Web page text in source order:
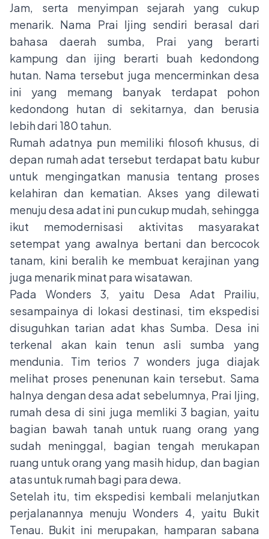
Jam, serta menyimpan sejarah yang cukup
menarik. Nama Prai Ijing sendiri berasal dari
bahasa daerah sumba, Prai yang berarti
kampung dan ijing berarti buah kedondong
hutan. Nama tersebut juga mencerminkan desa
ini yang memang banyak terdapat pohon
kedondong hutan di sekitarnya, dan berusia
lebih dari 180 tahun.
Rumah adatnya pun memiliki filosofi khusus, di
depan rumah adat tersebut terdapat batu kubur
untuk mengingatkan manusia tentang proses
kelahiran dan kematian. Akses yang dilewati
menuju desa adat ini pun cukup mudah, sehingga
ikut memodernisasi aktivitas masyarakat
setempat yang awalnya bertani dan bercocok
tanam, kini beralih ke membuat kerajinan yang
juga menarik minat para wisatawan.
Pada Wonders 3, yaitu Desa Adat Prailiu,
sesampainya di lokasi destinasi, tim ekspedisi
disuguhkan tarian adat khas Sumba. Desa ini
terkenal akan kain tenun asli sumba yang
mendunia. Tim terios 7 wonders juga diajak
melihat proses penenunan kain tersebut. Sama
halnya dengan desa adat sebelumnya, Prai Ijing,
rumah desa di sini juga memliki 3 bagian, yaitu
bagian bawah tanah untuk ruang orang yang
sudah meninggal, bagian tengah merukapan
ruang untuk orang yang masih hidup, dan bagian
atas untuk rumah bagi para dewa.
Setelah itu, tim ekspedisi kembali melanjutkan
perjalanannya menuju Wonders 4, yaitu Bukit
Tenau. Bukit ini merupakan, hamparan sabana